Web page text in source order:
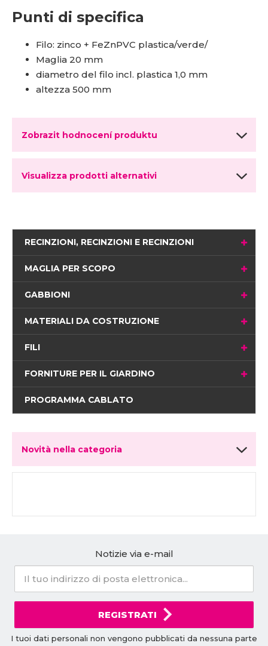
Punti di specifica
Filo: zinco + FeZnPVC plastica/verde/
Maglia 20 mm
diametro del filo incl. plastica 1,0 mm
altezza 500 mm
Zobrazit hodnocení produktu
Visualizza prodotti alternativi
RECINZIONI, RECINZIONI E RECINZIONI
MAGLIA PER SCOPO
GABBIONI
MATERIALI DA COSTRUZIONE
FILI
FORNITURE PER IL GIARDINO
PROGRAMMA CABLATO
Novità nella categoria
Notizie via e-mail
REGISTRATI
I tuoi dati personali non vengono pubblicati da nessuna parte